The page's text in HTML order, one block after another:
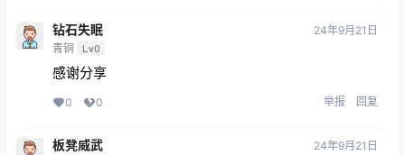
钻石失眠
青铜 Lv0
24年9月21日
感谢分享
0 0 举报 回复
板凳威武 24年9月21日